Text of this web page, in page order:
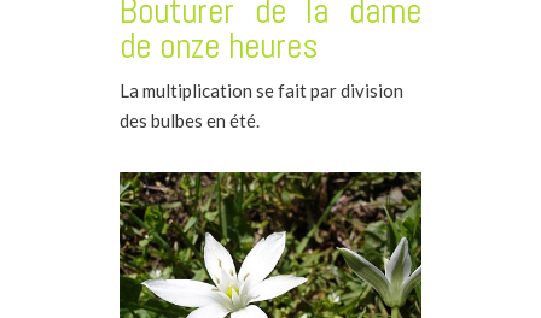
Bouturer de la dame
de onze heures
La multiplication se fait par division
des bulbes en été.